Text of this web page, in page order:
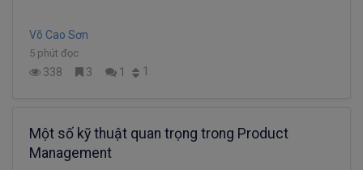
Võ Cao Sơn
5 phút đọc
338 3 1 1
Một số kỹ thuật quan trọng trong Product
Management